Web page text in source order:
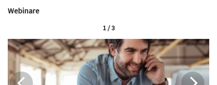
Webinare
1 / 3